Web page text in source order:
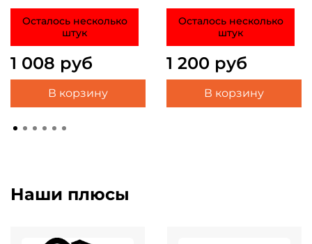
Осталось несколько
штук
1 008 руб
В корзину
Осталось несколько
штук
1 200 руб
В корзину
Наши плюсы